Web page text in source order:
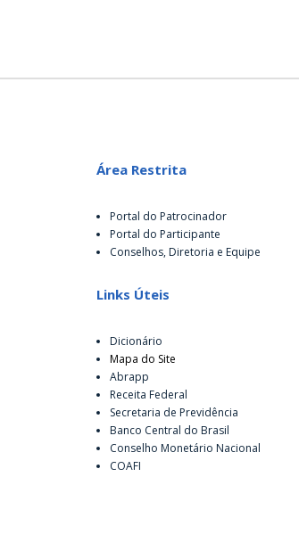
Área Restrita
Portal do Patrocinador
Portal do Participante
Conselhos, Diretoria e Equipe
Links Úteis
Dicionário
Mapa do Site
Abrapp
Receita Federal
Secretaria de Previdência
Banco Central do Brasil
Conselho Monetário Nacional
COAFI